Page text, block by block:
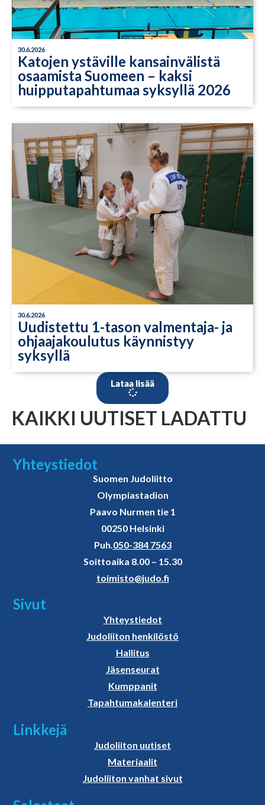
30.6.2026
Katojen ystäville kansainvälistä
osaamista Suomeen – kaksi
huipputapahtumaa syksyllä 2026
30.6.2026
Uudistettu 1-tason valmentaja- ja
ohjaajakoulutus käynnistyy
syksyllä
Lataa lisää
KAIKKI UUTISET LADATTU
Yhteystiedot
Suomen Judoliitto
Olympiastadion
Paavo Nurmen tie 1
00250 Helsinki
Puh.050-384 7563
Soittoaika 8.00 – 15.30
toimisto@judo.fi
Sivut
Yhteystiedot
Judoliiton henkilöstö
Hallitus
Jäsenseurat
Kumppanit
Tapahtumakalenteri
Linkkejä
Judoliiton uutiset
Materiaalit
Judoliiton vanhat sivut